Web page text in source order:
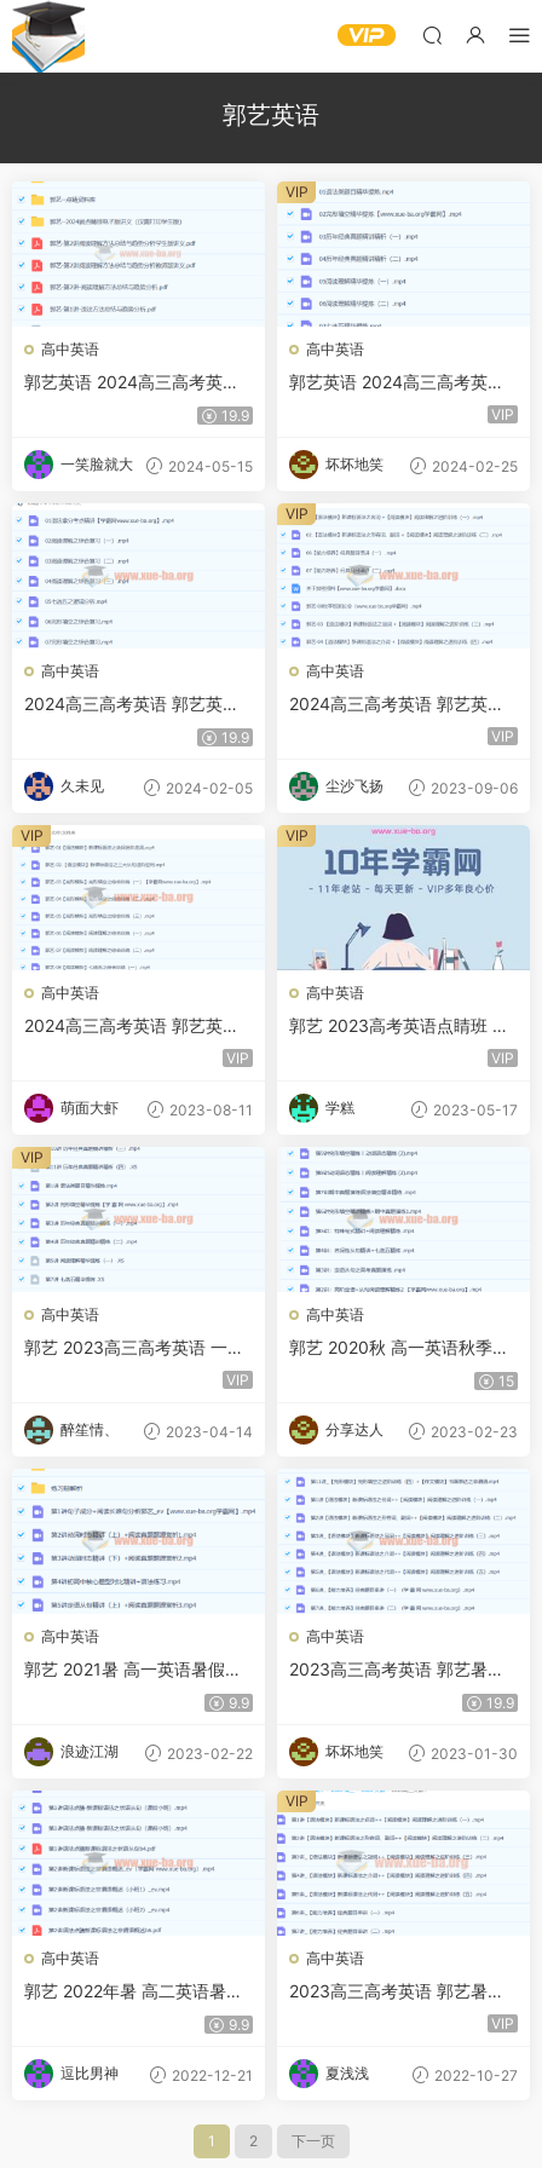
郭艺英语
高中英语
郭艺英语 2024高三高考英语
19.9
一笑脸就大 2024-05-15
高中英语
郭艺英语 2024高三高考英语
VIP
坏坏地笑 2024-02-25
VIP
高中英语
2024高三高考英语 郭艺英语
寒假班 百度云网盘下载
19.9
久未见 2024-02-05
高中英语
2024高三高考英语 郭艺英语
一轮秋季班 百度云网盘下载VIP
尘沙飞扬 2023-09-06
VIP
高中英语
2024高三高考英语 郭艺英语
VIP
萌面大虾 2023-08-11
VIP
高中英语
郭艺 2023高考英语点睛班 百
VIP
学糕 2023-05-17
VIP
高中英语
郭艺 2023高三高考英语 一二
轮全年复习 暑秋寒春合集 百VIP
醉笙情、 2023-04-14
VIP
高中英语
郭艺 2020秋 高一英语秋季班
15讲带讲义完结 百度云网盘15
分享达人 2023-02-23
高中英语
郭艺 2021暑 高一英语暑假班
9讲带讲义完结 百度云网盘 9.9
浪迹江湖 2023-02-22
高中英语
2023高三高考英语 郭艺暑假
19.9
坏坏地笑 2023-01-30
高中英语
郭艺 2022年暑 高二英语暑假
9.9
逗比男神 2022-12-21
高中英语
2023高三高考英语 郭艺暑假
VIP
夏浅浅 2022-10-27
VIP
1 2 下一页